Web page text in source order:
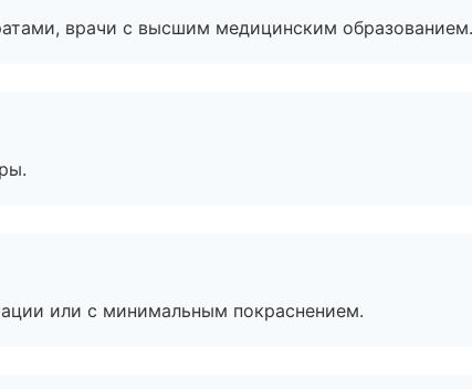
врачи с высшим медицинским образованием.
или с минимальным покраснением.